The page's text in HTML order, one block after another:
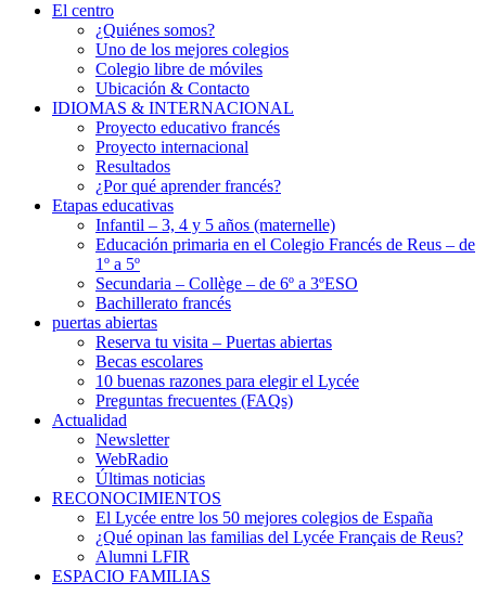
El centro
¿Quiénes somos?
Uno de los mejores colegios
Colegio libre de móviles
Ubicación & Contacto
IDIOMAS & INTERNACIONAL
Proyecto educativo francés
Proyecto internacional
Resultados
¿Por qué aprender francés?
Etapas educativas
Infantil – 3, 4 y 5 años (maternelle)
Educación primaria en el Colegio Francés de Reus – de
1º a 5º
Secundaria – Collège – de 6º a 3ºESO
Bachillerato francés
puertas abiertas
Reserva tu visita – Puertas abiertas
Becas escolares
10 buenas razones para elegir el Lycée
Preguntas frecuentes (FAQs)
Actualidad
Newsletter
WebRadio
Últimas noticias
RECONOCIMIENTOS
El Lycée entre los 50 mejores colegios de España
¿Qué opinan las familias del Lycée Français de Reus?
Alumni LFIR
ESPACIO FAMILIAS